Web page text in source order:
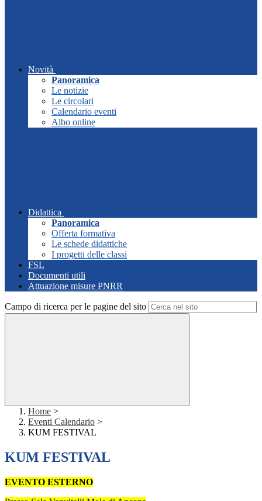
Novità
Panoramica
Le notizie
Le circolari
Calendario eventi
Albo online
Didattica
Panoramica
Offerta formativa
Le schede didattiche
I progetti delle classi
FSL
Documenti utili
Attuazione misure PNRR
Campo di ricerca per le pagine del sito
Home >
Eventi Calendario >
KUM FESTIVAL
KUM FESTIVAL
EVENTO ESTERNO